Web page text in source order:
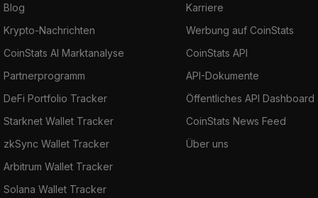
Blog
Krypto-Nachrichten
CoinStats AI Marktanalyse
Partnerprogramm
DeFi Portfolio Tracker
Starknet Wallet Tracker
zkSync Wallet Tracker
Arbitrum Wallet Tracker
Solana Wallet Tracker
Karriere
Werbung auf CoinStats
CoinStats API
API-Dokumente
Öffentliches API Dashboard
CoinStats News Feed
Über uns